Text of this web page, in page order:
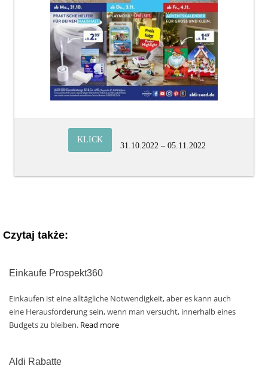
KLICK
31.10.2022 – 05.11.2022
Czytaj także:
Einkaufe Prospekt360
Einkaufen ist eine alltägliche Notwendigkeit, aber es kann auch
eine Herausforderung sein, wenn man versucht, innerhalb eines
Budgets zu bleiben. Read more
Aldi Rabatte